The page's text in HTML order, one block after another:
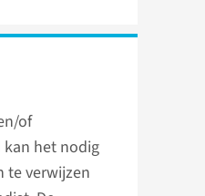
of
het nodig
te verwijzen